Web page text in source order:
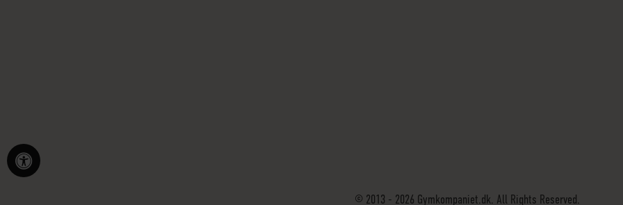
© 2013 - 2026 Gymkompaniet.dk. All Rights Reserved.